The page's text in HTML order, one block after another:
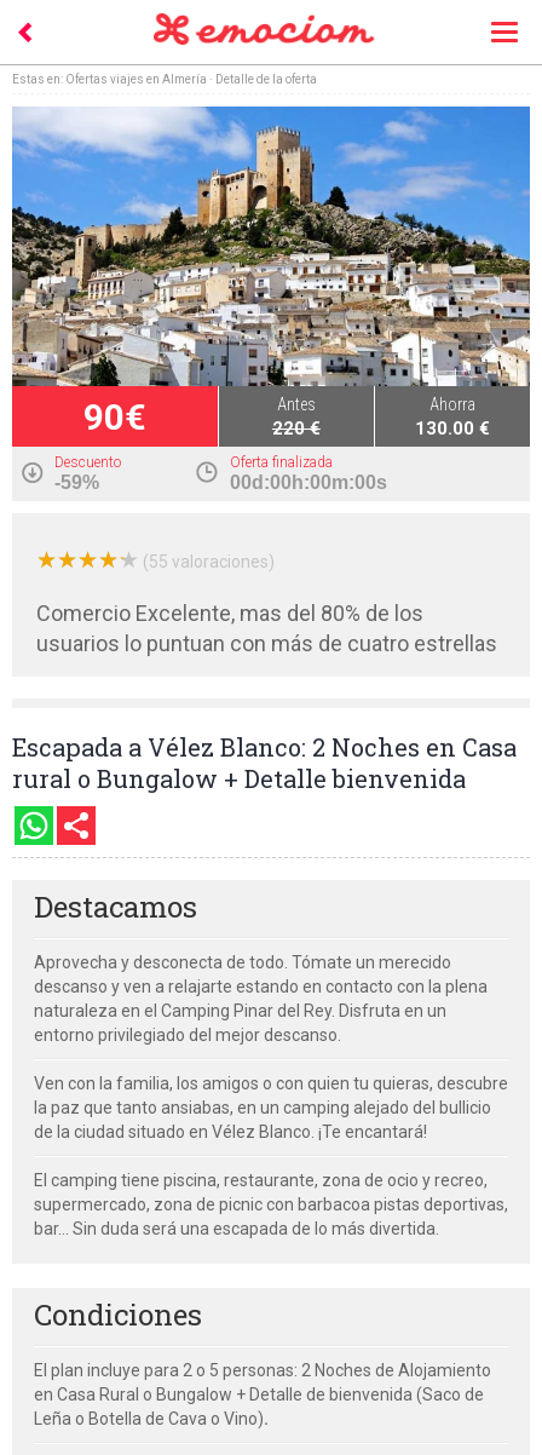
Estas en: Ofertas viajes en Almería · Detalle de la oferta
90€ Antes
220 €
Ahorra
130.00 €
Descuento
-59%
Oferta finalizada
00d:00h:00m:00s
★★★★★
★★★★★ (55 valoraciones)
Comercio Excelente, mas del 80% de los
usuarios lo puntuan con más de cuatro estrellas
Escapada a Vélez Blanco: 2 Noches en Casa
rural o Bungalow + Detalle bienvenida
Destacamos
Aprovecha y desconecta de todo. Tómate un merecido
descanso y ven a relajarte estando en contacto con la plena
naturaleza en el Camping Pinar del Rey. Disfruta en un
entorno privilegiado del mejor descanso.
Ven con la familia, los amigos o con quien tu quieras, descubre
la paz que tanto ansiabas, en un camping alejado del bullicio
de la ciudad situado en Vélez Blanco. ¡Te encantará!
El camping tiene piscina, restaurante, zona de ocio y recreo,
supermercado, zona de picnic con barbacoa pistas deportivas,
bar... Sin duda será una escapada de lo más divertida.
Condiciones
El plan incluye para 2 o 5 personas: 2 Noches de Alojamiento
en Casa Rural o Bungalow + Detalle de bienvenida (Saco de
Leña o Botella de Cava o Vino).